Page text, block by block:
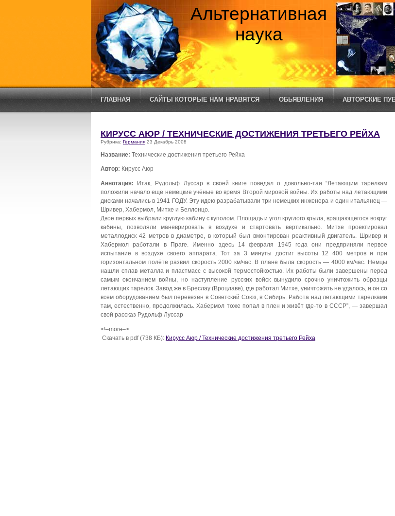
Альтернативная
наука
ГЛАВНАЯ САЙТЫ КОТОРЫЕ НАМ НРАВЯТСЯ ОБЬЯВЛЕНИЯ АВТОРСКИЕ
КИРУСС АЮР / ТЕХНИЧЕСКИЕ ДОСТИЖЕНИЯ ТРЕТЬЕГО РЕЙХА
Рубрика: Германия 23 Декабрь 2008
Название: Технические достижения третьего Рейха
Автор: Кирусс Аюр
Аннотация: Итак, Рудольф Луссар в своей книге поведал о довольно-таи “Летающим тарелкам
положили начало ещё немецкие учёные во время Второй мировой войны. Их работы над летающими
дисками начались в 1941 ГОДУ. Эту идею разрабатывали три немецких инженера и один итальянец —
Шривер, Хабермол, Митхе и Беллонцо.
Двое первых выбрали круглую кабину с куполом. Площадь и угол круглого крыла, вращающегося вокруг
кабины, позволяли маневрировать в воздухе и стартовать вертикально. Митхе проектировал
металлодиск 42 метров в диаметре, в который был вмонтирован реактивный двигатель. Шривер и
Хабермол работали в Праге. Именно здесь 14 февраля 1945 года они предприняли первое
испытание в воздухе своего аппарата. Тот за 3 минуты достиг высоты 12 400 метров и при
горизонтальном полёте развил скорость 2000 км/час. В плане была скорость — 4000 км/час. Немцы
нашли сплав металла и пластмасс с высокой термостойкостью. Их работы были завершены перед
самым окончанием войны, но наступление русских войск вынудило срочно уничтожить образцы
летающих тарелок. Завод же в Бреслау (Вроцлаве), где работал Митхе, уничтожить не удалось, и он со
всем оборудованием был перевезен в Советский Союз, в Сибирь. Работа над летающими тарелками
там, естественно, продолжилась. Хабермол тоже попал в плен и живёт где-то в СССР”, — завершал
свой рассказ Рудольф Луссар
<!–more–>
Скачать в pdf (738 КБ): Кирусс Аюр / Технические достижения третьего Рейха